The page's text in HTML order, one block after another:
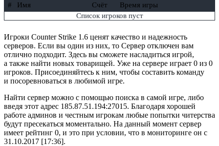
# Имя Счёт
Время игры
Список игроков пуст
Игроки Counter Strike 1.6 ценят качество и надежность
серверов. Если вы один из них, то Сервер отключен вам
отлично подходит. Здесь вы сможете насладиться игрой,
а также найти новых товарищей. Уже на сервере играет 0 из 0
игроков. Присоединяйтесь к ним, чтобы составить команду
и посоревноваться в любимой игре.
Найти сервер можно с помощью поиска в самой игре, либо
введя этот адрес 185.87.51.194:27015. Благодаря хорошей
работе админов и честным игрокам любые попытки читерства
будут пресекаться моментально. На данный момент сервер
имеет рейтинг 0, и это при условии, что в мониторинге он с
31.10.2017 [17:36].